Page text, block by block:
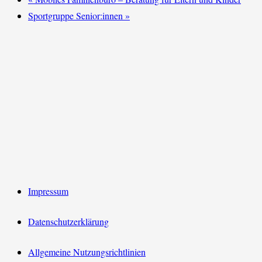
Sportgruppe Senior:innen »
Impressum
Datenschutzerklärung
Allgemeine Nutzungsrichtlinien